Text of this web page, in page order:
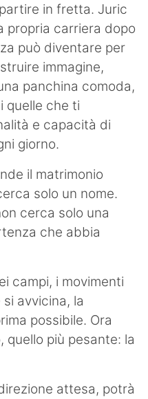
in fretta. Juric
propria carriera dopo
può diventare per
immagine,
panchina comoda,
quelle che ti
e capacità di
giorno.
il matrimonio
solo un nome.
cerca solo una
che abbia
campi, i movimenti
si avvicina, la
possibile. Ora
quello più pesante: la
attesa, potrà